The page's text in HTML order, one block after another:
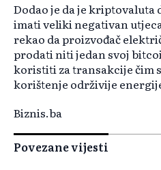
Dodao je da je kriptovaluta
imati veliki negativan
rekao da proizvođač
prodati niti jedan svoj
koristiti za transakcije čim
korištenje održivije
Biznis.ba
Povezane vijesti